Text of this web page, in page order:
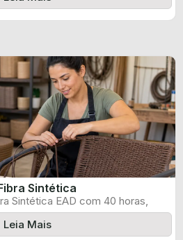
Sintética
Sintética EAD com 40 horas,
...
Leia Mais